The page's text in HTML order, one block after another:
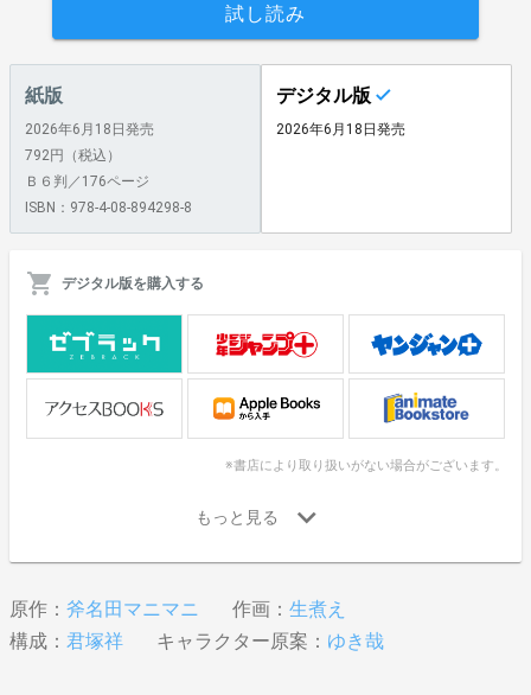
試し読み
紙版
2026年6月18日発売
792円（税込）
Ｂ６判／176ページ
ISBN：978-4-08-894298-8
デジタル版
2026年6月18日発売
デジタル版を購入する
※書店により取り扱いがない場合がございます。
原作： 斧名田マニマニ 作画： 生煮え
構成： 君塚祥 キャラクター原案： ゆき哉